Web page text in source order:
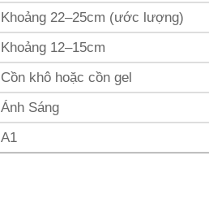
Khoảng 22–25cm (ước lượng)
Khoảng 12–15cm
Cồn khô hoặc cồn gel
Ánh Sáng
A1